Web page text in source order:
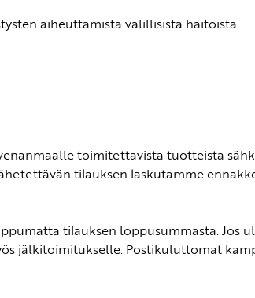
aiheuttamista välillisistä haitoista.
toimitettavista tuotteista
tilauksen laskutamme
tilauksen loppusummasta. Jos
jälkitoimitukselle. Postikuluttomat